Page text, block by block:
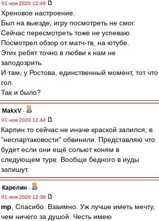
01 ноя 2020 12:46
Хреновое настроение.
Был на выезде, игру посмотреть не смог.
Сейчас пересмотреть тоже не успеваю.
Посмотрел обзор от матч-тв, на ютубе.
Этих ребят точно в любви к нам не
заподозрить.
И там, у Ростова, единственный момент, тот что
гол.
Так и было?
MakxV -
01 ноя 2020 12:44
Карпин то сейчас не иначе краской залился, в
"неспартаковости" обвинили. Представляю что
будет если они ещё сольют коням в
следующем туре. Вообще бедного в иуды
запишут.
Карелин -
01 ноя 2020 12:36
mp , Спасибо. Взаимно. Уж лучше иметь мечту,
чем ничего за душой. Честь имею